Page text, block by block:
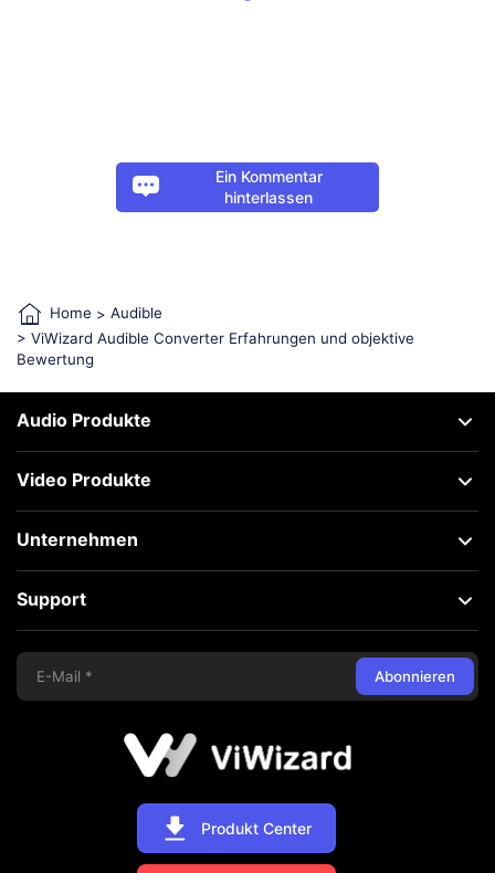
Ein Kommentar
hinterlassen
Home > Audible
> ViWizard Audible Converter Erfahrungen und objektive
Bewertung
Produkt Center
Audio Produkte
Video Produkte
Unternehmen
Support
Abonnieren